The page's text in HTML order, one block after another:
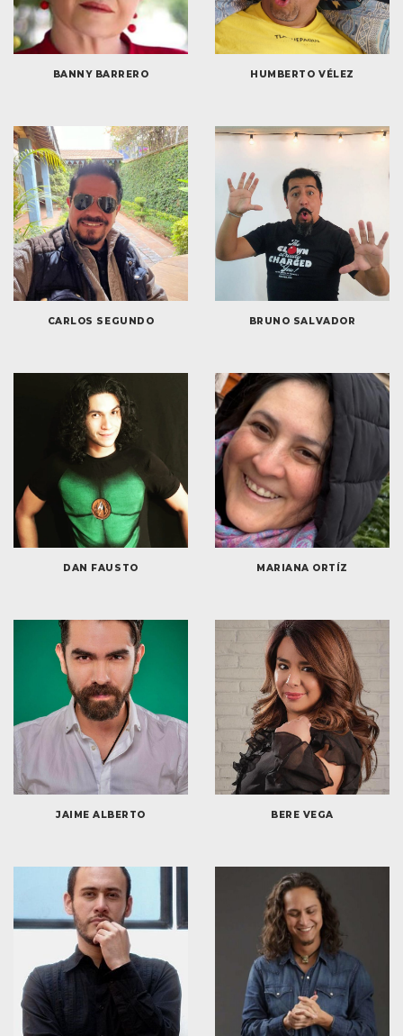
BANNY BARRERO HUMBERTO VÉLEZ
CARLOS SEGUNDO BRUNO SALVADOR
DAN FAUSTO MARIANA ORTÍZ
JAIME ALBERTO BERE VEGA